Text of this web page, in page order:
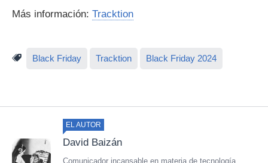
Más información: Tracktion
Black Friday Tracktion Black Friday 2024
EL AUTOR
David Baizán
Comunicador incansable en materia de tecnología